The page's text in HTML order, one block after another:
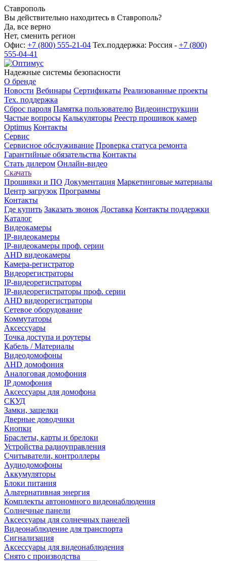
Ставрополь
Вы действительно находитесь в Ставрополь?
Да, все верно
Нет, сменить регион
Офис: +7 (800) 555-21-04 Тех.поддержка: Россия - +7 (800)
555-04-41
Надежные системы безопасности
О бренде
Новости Вебинары Сертификаты Реализованные проекты
Тех. поддержка
Сброс пароля Памятка пользователю Видеоинструкции
Частые вопросы Калькуляторы Реестр прошивок камер
Optimus Контакты
Сервис
Сервисное обслуживание Проверка статуса ремонта
Гарантийные обязательства Контакты
Стать дилером Онлайн-видео
Скачать
Прошивки и ПО Документация Маркетинговые материалы
Центр загрузок Программы
Контакты
Где купить Заказать звонок Доставка Контакты поддержки
Каталог
Видеокамеры
IP-видеокамеры
IP-видеокамеры проф. серии
AHD видеокамеры
Камера-регистратор
Видеорегистраторы
IP-видеорегистраторы
IP-видеорегистраторы проф. серии
AHD видеорегистраторы
Сетевое оборудование
Коммутаторы
Аксессуары
Точка доступа и роутеры
Кабель / Материалы
Видеодомофоны
AHD домофония
Аналоговая домофония
IP домофония
Аксессуары для домофона
СКУД
Замки, защелки
Дверные доводчики
Кнопки
Браслеты, карты и брелоки
Устройства радиоуправления
Считыватели, контроллеры
Аудиодомофоны
Аккумуляторы
Блоки питания
Альтернативная энергия
Комплекты автономного видеонаблюдения
Солнечные панели
Аксессуары для солнечных панелей
Видеонаблюдение для транспорта
Сигнализация
Аксессуары для видеонаблюдения
Снято с производства